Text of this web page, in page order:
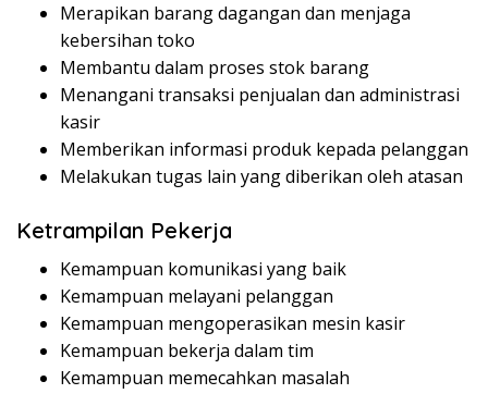
Merapikan barang dagangan dan menjaga
kebersihan toko
Membantu dalam proses stok barang
Menangani transaksi penjualan dan administrasi
kasir
Memberikan informasi produk kepada pelanggan
Melakukan tugas lain yang diberikan oleh atasan
Ketrampilan Pekerja
Kemampuan komunikasi yang baik
Kemampuan melayani pelanggan
Kemampuan mengoperasikan mesin kasir
Kemampuan bekerja dalam tim
Kemampuan memecahkan masalah